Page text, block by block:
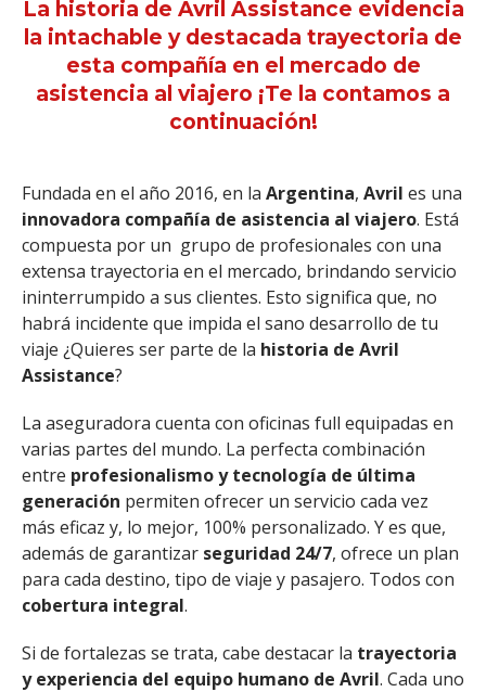
La historia de Avril Assistance evidencia
la intachable y destacada trayectoria de
esta compañía en el mercado de
asistencia al viajero ¡Te la contamos a
continuación!
Fundada en el año 2016, en la Argentina, Avril es una
innovadora compañía de asistencia al viajero. Está
compuesta por un grupo de profesionales con una
extensa trayectoria en el mercado, brindando servicio
ininterrumpido a sus clientes. Esto significa que, no
habrá incidente que impida el sano desarrollo de tu
viaje ¿Quieres ser parte de la historia de Avril
Assistance?
La aseguradora cuenta con oficinas full equipadas en
varias partes del mundo. La perfecta combinación
entre profesionalismo y tecnología de última
generación permiten ofrecer un servicio cada vez
más eficaz y, lo mejor, 100% personalizado. Y es que,
además de garantizar seguridad 24/7, ofrece un plan
para cada destino, tipo de viaje y pasajero. Todos con
cobertura integral.
Si de fortalezas se trata, cabe destacar la trayectoria
y experiencia del equipo humano de Avril. Cada uno